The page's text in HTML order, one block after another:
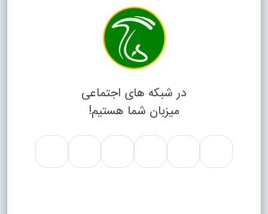
در شبکه های اجتماعی
میزبان شما هستیم!